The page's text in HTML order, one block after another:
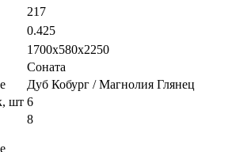
217
0.425
1700х580х2250
Соната
Дуб Кобург / Магнолия Глянец
шт 6
8